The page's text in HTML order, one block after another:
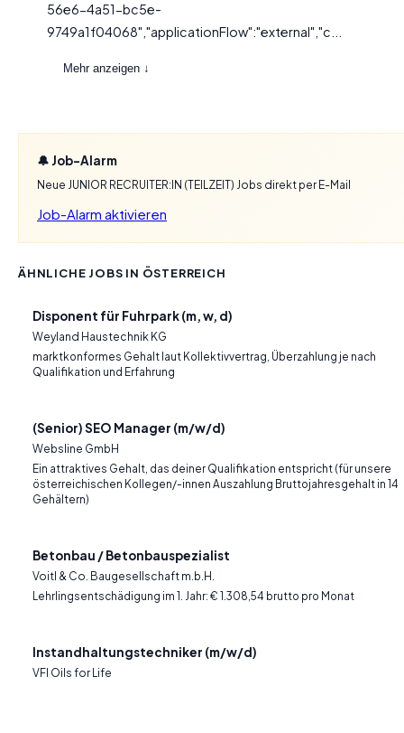
56e6-4a51-bc5e-
9749a1f04068","applicationFlow":"external","c...
Mehr anzeigen ↓
🔔 Job-Alarm
Neue JUNIOR RECRUITER:IN (TEILZEIT) Jobs direkt per E-Mail
Job-Alarm aktivieren
ÄHNLICHE JOBS IN ÖSTERREICH
Disponent für Fuhrpark (m, w, d)
Weyland Haustechnik KG
marktkonformes Gehalt laut Kollektivvertrag, Überzahlung je nach
Qualifikation und Erfahrung
(Senior) SEO Manager (m/w/d)
Websline GmbH
Ein attraktives Gehalt, das deiner Qualifikation entspricht (für unsere
österreichischen Kollegen/-innen Auszahlung Bruttojahresgehalt in 14
Gehältern)
Betonbau / Betonbauspezialist
Voitl & Co. Baugesellschaft m.b.H.
Lehrlingsentschädigung im 1. Jahr: € 1.308,54 brutto pro Monat
Instandhaltungstechniker (m/w/d)
VFI Oils for Life